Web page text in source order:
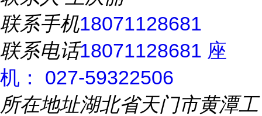
联系手机18071128681
联系电话18071128681 座
机： 027-59322506
所在地址湖北省天门市黄潭工